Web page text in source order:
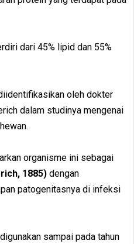
dari 45% lipid dan 55%
oleh dokter
dalam studinya mengenai
organisme ini sebagai
1885) dengan
patogenitasnya di infeksi
sampai pada tahun